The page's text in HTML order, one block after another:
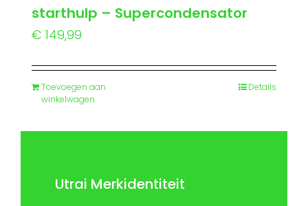
starthulp – Supercondensator
€ 149,99
Toevoegen aan
winkelwagen
Details
Utrai Merkidentiteit